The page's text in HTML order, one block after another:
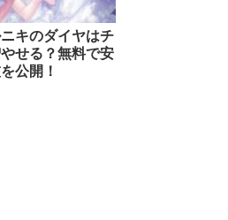
キのダイヤはチ
せる？無料で安
公開！